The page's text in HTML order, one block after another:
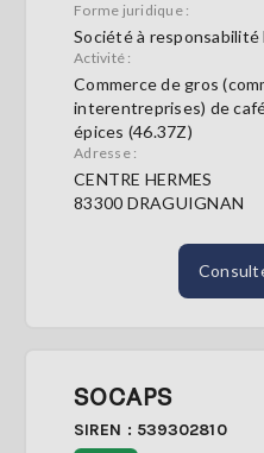
Forme juridique :
Société à responsabilité
Activité :
Commerce de gros
interentreprises) de
épices (46.37Z)
Adresse :
CENTRE HERMES
83300 DRAGUIGNAN
SOCAPS
SIREN : 539302810